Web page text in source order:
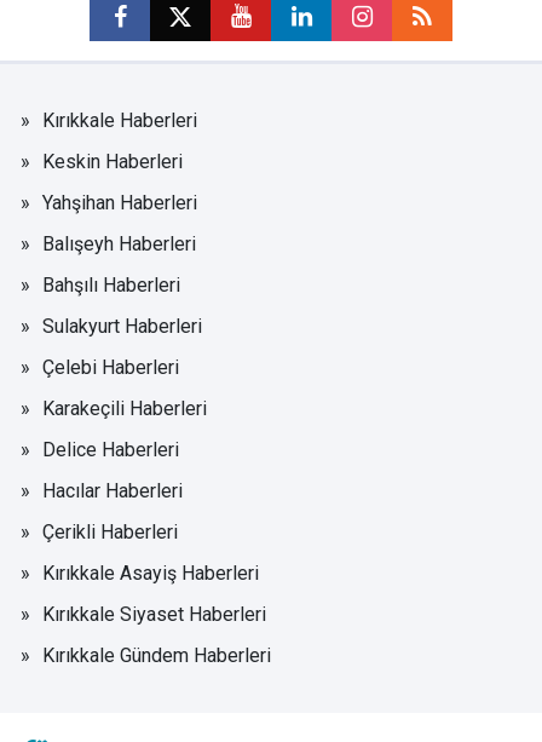
Kırıkkale Haberleri
Keskin Haberleri
Yahşihan Haberleri
Balışeyh Haberleri
Bahşılı Haberleri
Sulakyurt Haberleri
Çelebi Haberleri
Karakeçili Haberleri
Delice Haberleri
Hacılar Haberleri
Çerikli Haberleri
Kırıkkale Asayiş Haberleri
Kırıkkale Siyaset Haberleri
Kırıkkale Gündem Haberleri